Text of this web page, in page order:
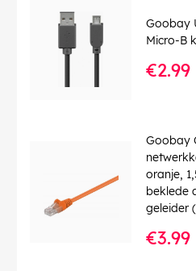
: wit
Kleurversie: Wit
Brandklasse (CPR)
: Eca
Kabellengte: 50 m
: 1 stk.
Goobay
Micro-B
€2.99
Goobay
oranje,
beklede
geleider
€3.99